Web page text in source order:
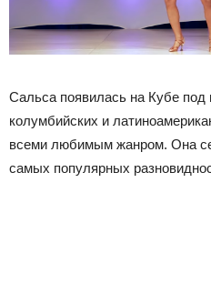
Сальса появилась на Кубе под
колумбийских и
всеми любимым жанром. Она
самых популярных